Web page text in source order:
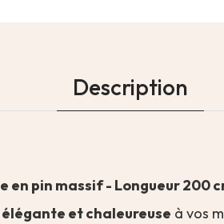
Description
en pin massif - Longueur 200
élégante et chaleureuse à vos